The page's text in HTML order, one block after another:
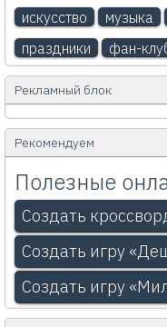
искусство
музыка
праздники
фан-
Рекламный блок
Рекомендуем
Полезные
Создать
Создать игру
Создать игру